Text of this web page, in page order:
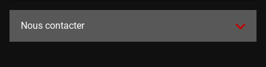
Nous contacter